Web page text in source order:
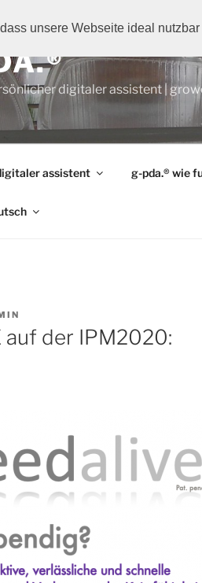
unsere Webseite ideal nutzbar
digitaler assistent |
assistent g-pda.® wie
auf der IPM2020: